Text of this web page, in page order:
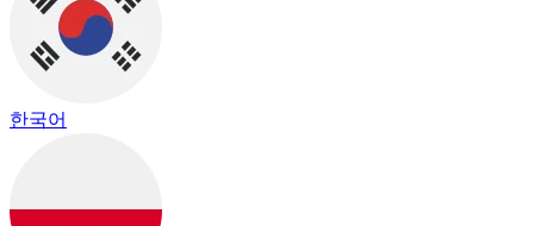
한국어